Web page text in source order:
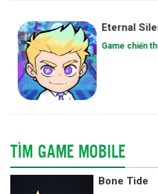
Eternal
Game chiến
TÌM GAME MOBILE
Bone Tide